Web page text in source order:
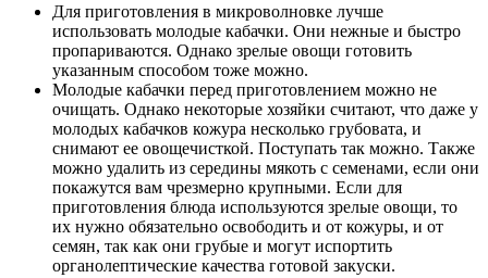
Для приготовления в микроволновке лучше
использовать молодые кабачки. Они нежные и быстро
пропариваются. Однако зрелые овощи готовить
указанным способом тоже можно.
Молодые кабачки перед приготовлением можно не
очищать. Однако некоторые хозяйки считают, что даже у
молодых кабачков кожура несколько грубовата, и
снимают ее овощечисткой. Поступать так можно. Также
можно удалить из середины мякоть с семенами, если они
покажутся вам чрезмерно крупными. Если для
приготовления блюда используются зрелые овощи, то
их нужно обязательно освободить и от кожуры, и от
семян, так как они грубые и могут испортить
органолептические качества готовой закуски.